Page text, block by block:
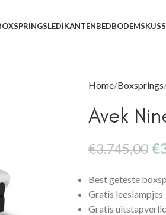
LEDIKANTENBEDBODEMS
Home Boxsprings
Avek
€3.745,00 €
Best geteste
Gratis leeslampjes
Gratis